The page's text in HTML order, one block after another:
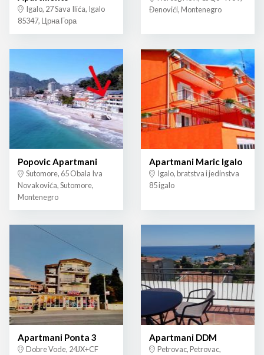
Igalo, 27 Sava Ilića, Igalo
85347, Црна Гора
Đenovići, Montenegro
Popovic Apartmani
Sutomore, 65 Obala Iva
Novakovića, Sutomore,
Montenegro
Apartmani Maric Igalo
Igalo, bratstva i jedinstva
85 igalo
Apartmani Ponta 3
Dobre Vode, 24JX+CF
Apartmani DDM
Petrovac, Petrovac,